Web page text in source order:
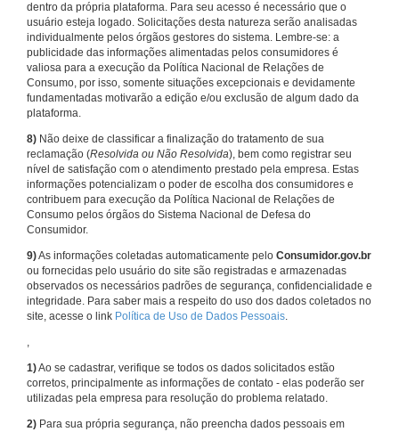
dentro da própria plataforma. Para seu acesso é necessário que o
usuário esteja logado. Solicitações desta natureza serão analisadas
individualmente pelos órgãos gestores do sistema. Lembre-se: a
publicidade das informações alimentadas pelos consumidores é
valiosa para a execução da Política Nacional de Relações de
Consumo, por isso, somente situações excepcionais e devidamente
fundamentadas motivarão a edição e/ou exclusão de algum dado da
plataforma.
8) Não deixe de classificar a finalização do tratamento de sua
reclamação (Resolvida ou Não Resolvida), bem como registrar seu
nível de satisfação com o atendimento prestado pela empresa. Estas
informações potencializam o poder de escolha dos consumidores e
contribuem para execução da Política Nacional de Relações de
Consumo pelos órgãos do Sistema Nacional de Defesa do
Consumidor.
9)As informações coletadas automaticamente pelo Consumidor.gov.br
ou fornecidas pelo usuário do site são registradas e armazenadas
observados os necessários padrões de segurança, confidencialidade e
integridade. Para saber mais a respeito do uso dos dados coletados no
site, acesse o link Política de Uso de Dados Pessoais.
,
1)Ao se cadastrar, verifique se todos os dados solicitados estão
corretos, principalmente as informações de contato - elas poderão ser
utilizadas pela empresa para resolução do problema relatado.
2) Para sua própria segurança, não preencha dados pessoais em